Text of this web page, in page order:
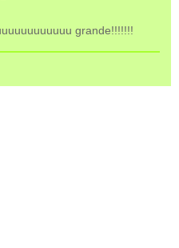
grande!!!!!!!